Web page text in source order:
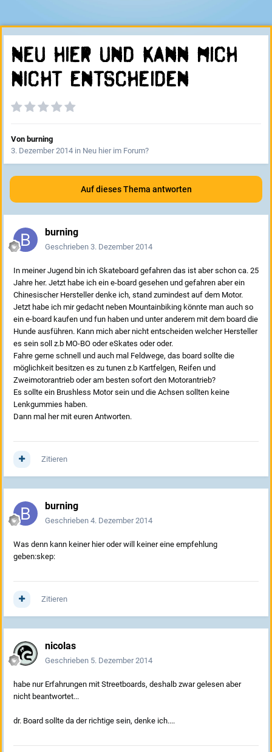
Neu hier und kann mich
nicht entscheiden
Von burning
3. Dezember 2014 in Neu hier im Forum?
Auf dieses Thema antworten
burning
Geschrieben 3. Dezember 2014
In meiner Jugend bin ich Skateboard gefahren das ist aber schon ca. 25
Jahre her. Jetzt habe ich ein e-board gesehen und gefahren aber ein
Chinesischer Hersteller denke ich, stand zumindest auf dem Motor.
Jetzt habe ich mir gedacht neben Mountainbiking könnte man auch so
ein e-board kaufen und fun haben und unter anderem mit dem board die
Hunde ausführen. Kann mich aber nicht entscheiden welcher Hersteller
es sein soll z.b MO-BO oder eSkates oder oder.
Fahre gerne schnell und auch mal Feldwege, das board sollte die
möglichkeit besitzen es zu tunen z.b Kartfelgen, Reifen und
Zweimotorantrieb oder am besten sofort den Motorantrieb?
Es sollte ein Brushless Motor sein und die Achsen sollten keine
Lenkgummies haben.
Dann mal her mit euren Antworten.
Zitieren
burning
Geschrieben 4. Dezember 2014
Was denn kann keiner hier oder will keiner eine empfehlung
geben:skep:
Zitieren
nicolas
Geschrieben 5. Dezember 2014
habe nur Erfahrungen mit Streetboards, deshalb zwar gelesen aber
nicht beantwortet...
dr. Board sollte da der richtige sein, denke ich....